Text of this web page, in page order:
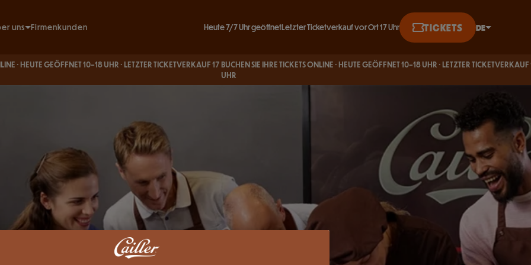
Café
uns
Unsere Engagements
Firmenkunden Heute 7/7 Uhr geöffnetLetzter Ticketverkauf vor Ort 17 Uhr TICKETS DE
Deutsch
10–18 UHR · LETZTER TICKETVERKAUF 17 BUCHEN SIE IHRE TICKETS ONLINE · HEUTE GEÖFFNET 10–18 UHR · LETZTER TICKETVERKAUF 17 BUCHEN